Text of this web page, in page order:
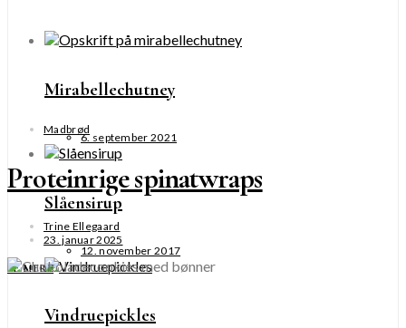
Mirabellechutney
6. september 2021
Slåensirup
12. november 2017
Vindruepickles
Madbrød
Proteinrige spinatwraps
Trine Ellegaard
23. januar 2025
SE MERE